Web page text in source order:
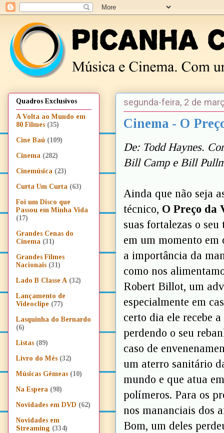
segunda-feira, 2 de
Cinema - O
De: Todd Haynes.
Bill Camp e Bill
Ainda que não seja
técnico, O Preço da
suas fortalezas o
em um momento em
a importância da
como nos
Robert Billot, um
especialmente em
certo dia ele recebe
perdendo o seu
caso de
um aterro sanitário
mundo e que atua
polímeros. Para os
nos mananciais dos
Bom, um deles
Quadros Exclusivos
A Volta ao Mundo em
80 Filmes (35)
Cine Baú (109)
Cinema (282)
Cinemúsica (23)
Curta Um Curta (63)
Foi um Disco que
Passou em Minha Vida
(17)
Grandes Cenas do
Cinema (31)
Grandes Filmes
Nacionais (31)
Lado B Classe A (32)
Lançamento de
Videoclipe (77)
Lasquinha do Bernardo
(6)
Listas (89)
Livro do Mês (32)
Músicas Gêmeas (10)
Na Espera (98)
Novidades em DVD (62)
Novidades em
Streaming (334)